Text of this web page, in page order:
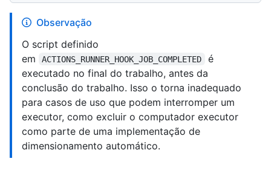
Observação
O script definido
em
ACTIONS_RUNNER_HOOK_JOB_COMPLETED
é
executado no final do trabalho, antes da
conclusão do trabalho. Isso o torna inadequado
para casos de uso que podem interromper um
executor, como excluir o computador executor
como parte de uma implementação de
dimensionamento automático.